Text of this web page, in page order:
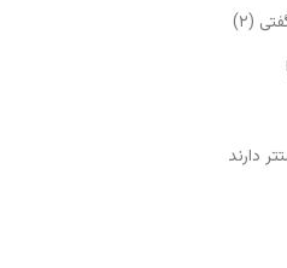
(۲)
دارند